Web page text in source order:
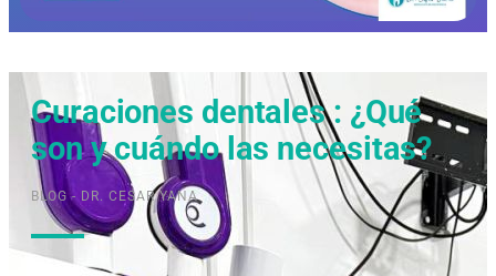
Curaciones dentales : ¿Qué
son y cuándo las necesitas?
BLOG - DR. CESAR YANA